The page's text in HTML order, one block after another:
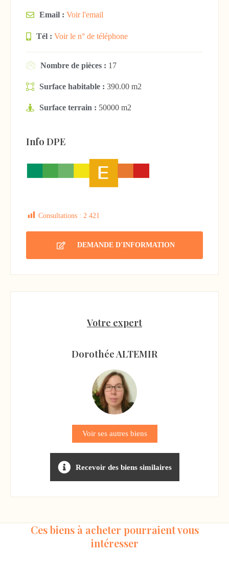
Email : Voir l'email
Tél : Voir le n° de téléphone
Nombre de pièces : 17
Surface habitable : 390.00 m2
Surface terrain : 50000 m2
Info DPE
Consultations : 2 421
DEMANDE D'INFORMATION
Votre expert
Dorothée ALTEMIR
Voir ses autres biens
Recevoir des biens similaires
Ces biens à acheter pourraient vous
intéresser